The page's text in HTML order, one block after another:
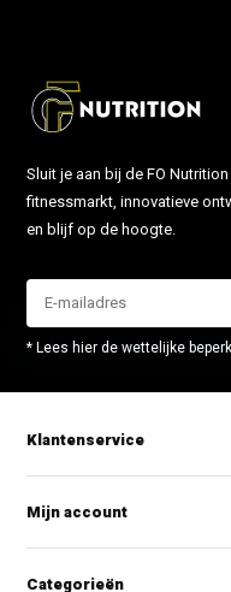
Sluit je aan bij de FO
fitnessmarkt, innovatieve
en blijf op de hoogte.
* Lees hier de wettelijke
Klantenservice
Mijn account
Categorieën